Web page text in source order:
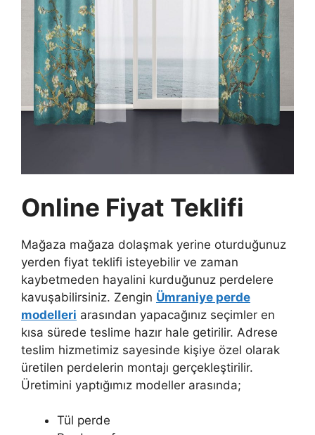
Online Fiyat Teklifi
Mağaza mağaza dolaşmak yerine oturduğunuz
yerden fiyat teklifi isteyebilir ve zaman
kaybetmeden hayalini kurduğunuz perdelere
kavuşabilirsiniz. Zengin Ümraniye perde
modelleri arasından yapacağınız seçimler en
kısa sürede teslime hazır hale getirilir. Adrese
teslim hizmetimiz sayesinde kişiye özel olarak
üretilen perdelerin montajı gerçekleştirilir.
Üretimini yaptığımız modeller arasında;
Tül perde